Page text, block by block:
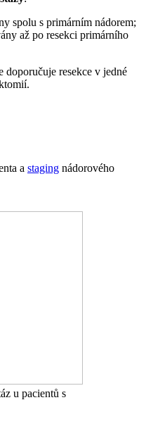
spolu s primárním nádorem;
až po resekci primárního
doporučuje resekce v jedné
a staging nádorového
u pacientů s